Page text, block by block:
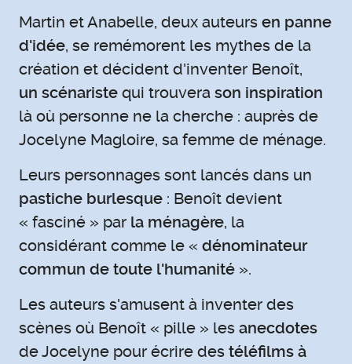
Martin et Anabelle, deux auteurs en panne
d'idée, se remémorent les mythes de la
création et décident d'inventer Benoît,
un scénariste qui trouvera son inspiration
là où personne ne la cherche : auprès de
Jocelyne Magloire, sa femme de ménage.
Leurs personnages sont lancés dans un
pastiche burlesque : Benoît devient
« fasciné » par la ménagère, la
considérant comme le « dénominateur
commun de toute l'humanité ».
Les auteurs s'amusent à inventer des
scènes où Benoît « pille » les anecdotes
de Jocelyne pour écrire des téléfilms à